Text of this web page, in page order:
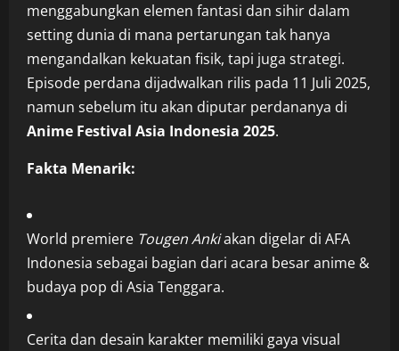
menggabungkan elemen fantasi dan sihir dalam
setting dunia di mana pertarungan tak hanya
mengandalkan kekuatan fisik, tapi juga strategi.
Episode perdana dijadwalkan rilis pada 11 Juli 2025,
namun sebelum itu akan diputar perdananya di
Anime Festival Asia Indonesia 2025.
Fakta Menarik:
World premiere Tougen Ankiakan digelar di AFA
Indonesia sebagai bagian dari acara besar anime &
budaya pop di Asia Tenggara.
Cerita dan desain karakter memiliki gaya visual